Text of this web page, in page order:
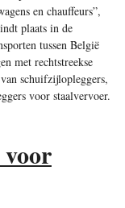
en chauffeurs”,
plaats in de
tussen België
met rechtstreekse
schuifzijlopleggers,
voor staalvervoer.